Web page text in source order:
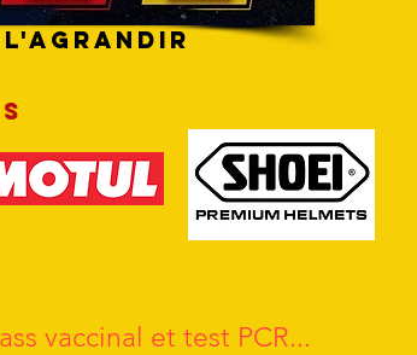
vaccinal et test PCR...